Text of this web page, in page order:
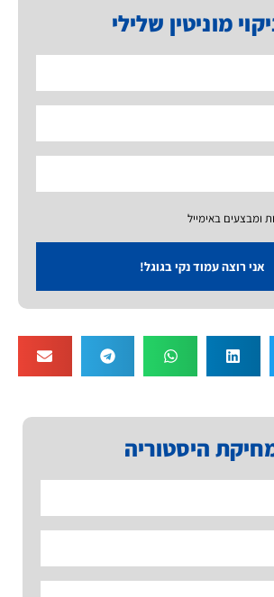
היסטוריה
מוניטין שלילי
ומבצעים באימייל
אני רוצה עמוד נקי בגוגל!